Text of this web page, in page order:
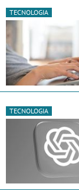
TECNOLOGIA
TECNOLOGIA